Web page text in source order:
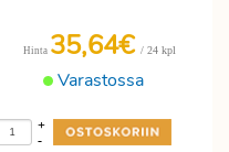
Varastossa
Hinta 35,64€ / 24 kpl
-
+